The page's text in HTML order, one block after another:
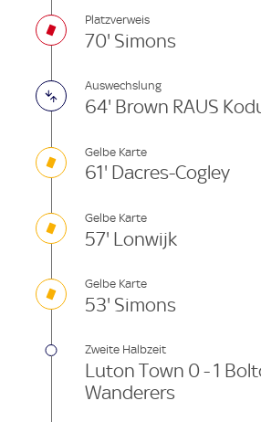
Platzverweis
70' Simons
Auswechslung
64' Brown RAUS
Gelbe Karte
61' Dacres-Cogley
Gelbe Karte
57' Lonwijk
Gelbe Karte
53' Simons
Zweite Halbzeit
Luton Town 0 - 1
Wanderers